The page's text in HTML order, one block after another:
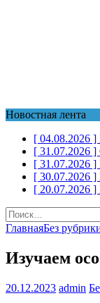
Новостная лента
[ 04.08.2026 ]
[ 31.07.2026 ]
[ 31.07.2026 ]
[ 30.07.2026 ]
[ 20.07.2026 ]
Найти:
ГлавнаяБез
Изучаем
20.12.2023 admin